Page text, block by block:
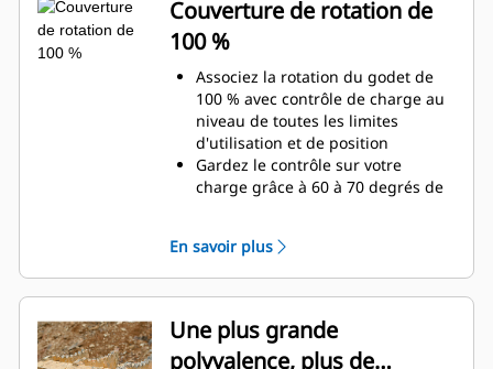
Couverture de rotation de
100 %
Associez la rotation du godet de
100 % avec contrôle de charge au
niveau de toutes les limites
d'utilisation et de position
Gardez le contrôle sur votre
charge grâce à 60 à 70 degrés de
Réalisez des travaux au-dessous
du niveau du sol, des travaux
verticaux ou dans des zones
confinées, en toute facilité. Qu'il
s'agisse de construction de hauts
murs de pierres ou de chargement
En savoir plus
Une plus grande
polyvalence, plus de